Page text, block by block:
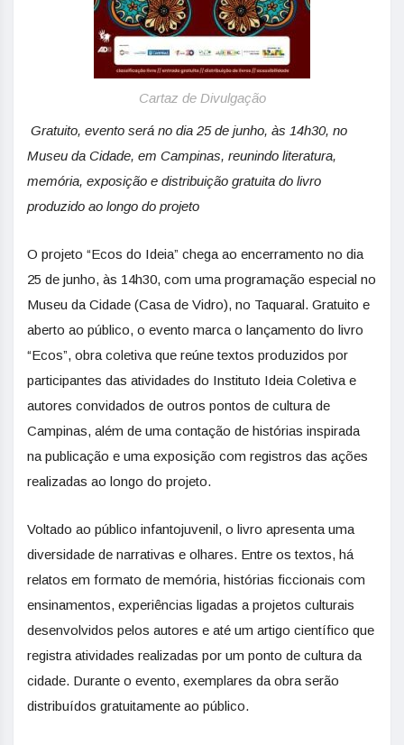
Cartaz de Divulgação
Gratuito, evento será no dia 25 de junho, às 14h30, no
Museu da Cidade, em Campinas, reunindo literatura,
memória, exposição e distribuição gratuita do livro
produzido ao longo do projeto
O projeto “Ecos do Ideia” chega ao encerramento no dia
25 de junho, às 14h30, com uma programação especial no
Museu da Cidade (Casa de Vidro), no Taquaral. Gratuito e
aberto ao público, o evento marca o lançamento do livro
“Ecos”, obra coletiva que reúne textos produzidos por
participantes das atividades do Instituto Ideia Coletiva e
autores convidados de outros pontos de cultura de
Campinas, além de uma contação de histórias inspirada
na publicação e uma exposição com registros das ações
realizadas ao longo do projeto.
Voltado ao público infantojuvenil, o livro apresenta uma
diversidade de narrativas e olhares. Entre os textos, há
relatos em formato de memória, histórias ficcionais com
ensinamentos, experiências ligadas a projetos culturais
desenvolvidos pelos autores e até um artigo científico que
registra atividades realizadas por um ponto de cultura da
cidade. Durante o evento, exemplares da obra serão
distribuídos gratuitamente ao público.